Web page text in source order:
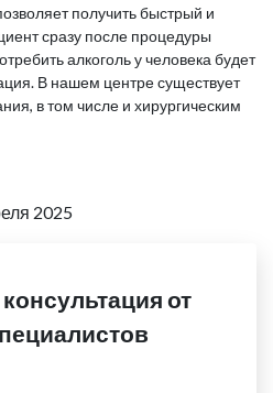
получить быстрый и
сразу после процедуры
алкоголь у человека будет
В нашем центре существует
в том числе и хирургическим
2025
от